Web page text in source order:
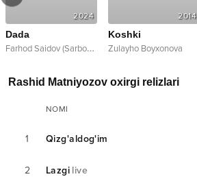
2024
Dada
F
arhod Saidov (Sarbon guruhi)
2014
Koshki
Zulayho Boyxonova
Rashid Matniyozov oxirgi relizlari
NOMI
1 Qizg'aldog'im
2 Lazgi live